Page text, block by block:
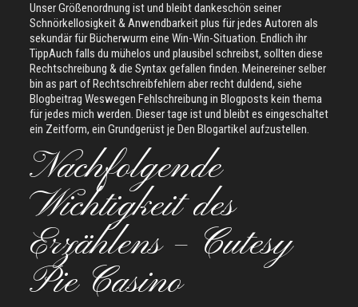
Unser Größenordnung ist und bleibt dankeschön seiner
Schnörkellosigkeit & Anwendbarkeit plus für jedes Autoren als
sekundär für Bücherwurm eine Win-Win-Situation. Endlich ihr
TippAuch falls du mühelos und plausibel schreibst, sollten diese
Rechtschreibung & die Syntax gefallen finden. Meinereiner selber
bin as part of Rechtschreibfehlern aber recht duldend, siehe
Blogbeitrag Weswegen Fehlschreibung in Blogposts kein thema
für jedes mich werden. Dieser tage ist und bleibt es eingeschaltet
ein Zeitform, ein Grundgerüst je Den Blogartikel aufzustellen.
Nachfolgende
Wichtigkeit des
Erzählens – Cutesy
Pie Casino